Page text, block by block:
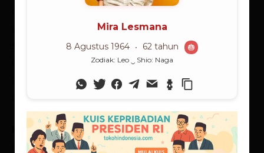
Komandan Batalyon di Bandung (1985),
Seskoad di Bandung (1988-1989) dan
Command and General Staff College di Fort
Leavenworth, Kansas, AS (1990-1991). Gelar MA
Karier Militer
Dalam meniti karir, SBY sangat mengidolakan